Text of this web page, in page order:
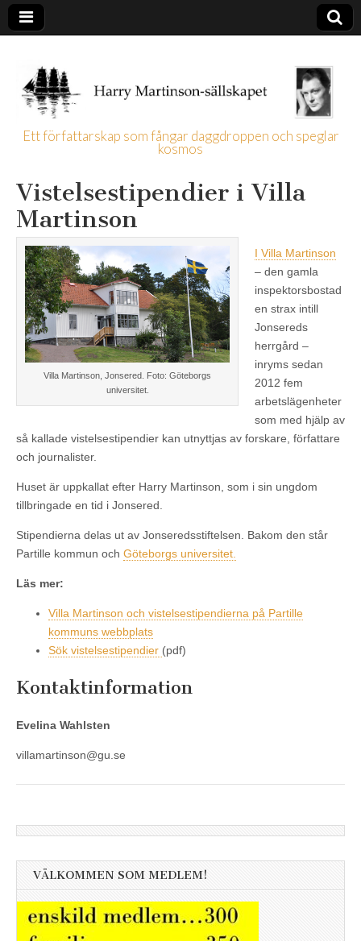
Harry
Martinson-
sällskapet
Ett författarskap som fångar daggdroppen och speglar
kosmos
Vistelsestipendier i Villa
Martinson
Villa Martinson, Jonsered. Foto: Göteborgs
universitet.
I Villa Martinson
– den gamla
inspektorsbostad
en strax intill
Jonsereds
herrgård –
inryms sedan
2012 fem
arbetslägenheter
som med hjälp av
så kallade vistelsestipendier kan utnyttjas av forskare, författare
och journalister.
Huset är uppkallat efter Harry Martinson, som i sin ungdom
tillbringade en tid i Jonsered.
Stipendierna delas ut av Jonseredsstiftelsen. Bakom den står
Partille kommun och Göteborgs universitet.
Läs mer:
Villa Martinson och vistelsestipendierna på Partille
kommuns webbplats
Sök vistelsestipendier (pdf)
Kontaktinformation
Evelina Wahlsten
villamartinson@gu.se
VÄLKOMMEN SOM MEDLEM!